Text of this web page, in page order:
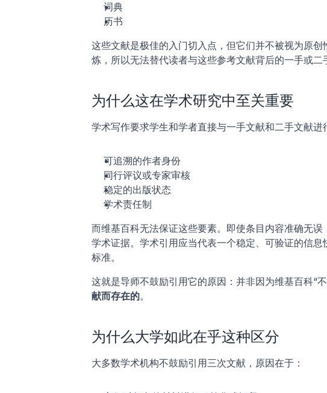
词典
历书
这些文献是极佳的入门切入点，但它们并不被视为原
炼，所以无法替代读者与这些参考文献背后的一手或二
为什么这在学术研究中至关重要
学术写作要求学生和学者直接与一手文献和二手文献进
可追溯的作者身份
同行评议或专家审核
稳定的出版状态
学术责任制
而维基百科无法保证这些要素。即使条目内容准确无
学术证据。学术引用应当代表一个稳定、可验证的信
标准。
这就是导师不鼓励引用它的原因：并非因为维基百科“
献而存在的。
为什么大学如此在乎这种区分
大多数学术机构不鼓励引用三次文献，原因在于：